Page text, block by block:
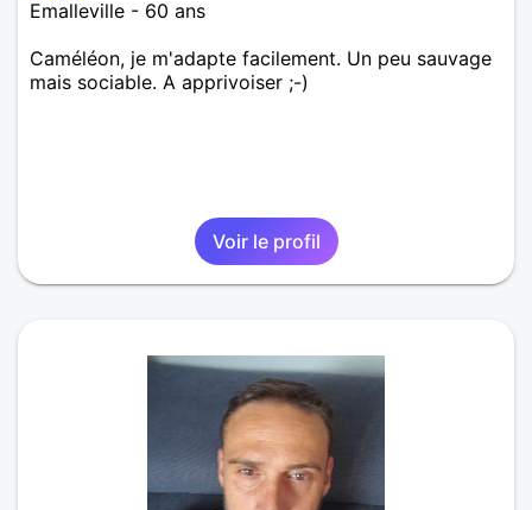
Emalleville - 60 ans
Caméléon, je m'adapte facilement. Un peu sauvage
mais sociable. A apprivoiser ;-)
Voir le profil